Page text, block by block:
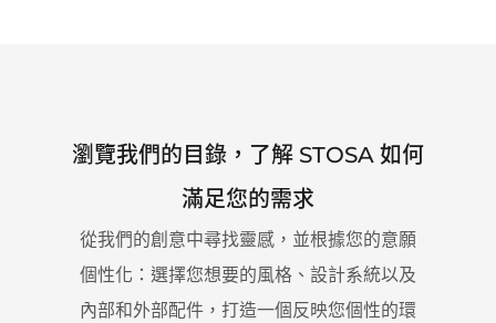
瀏覽我們的目錄，了解 STOSA 如何
滿足您的需求
從我們的創意中尋找靈感，並根據您的意願
個性化： 選擇您想要的風格、設計系統以及
內部和外部配件，打造一個反映您個性的環